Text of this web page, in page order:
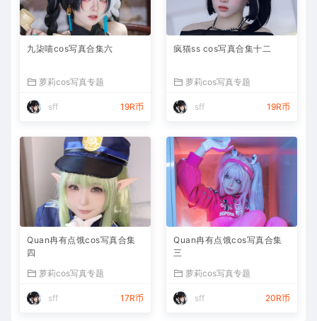
九柒喵cos写真合集六
萝莉cos写真专题
sff 19R币
疯猫ss cos写真合集十二
萝莉cos写真专题
sff 19R币
Quan冉有点饿cos写真合集
四
萝莉cos写真专题
sff 17R币
Quan冉有点饿cos写真合集
三
萝莉cos写真专题
sff 20R币